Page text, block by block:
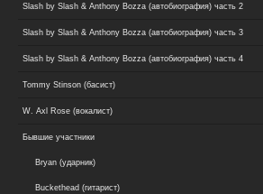
Slash by Slash & Anthony Bozza (автобиография) часть 2
Slash by Slash & Anthony Bozza (автобиография) часть 3
Slash by Slash & Anthony Bozza (автобиография) часть 4
Tommy Stinson (басист)
W. Axl Rose (вокалист)
Бывшие участники
Bryan (ударник)
Buckethead (гитарист)